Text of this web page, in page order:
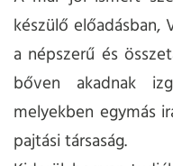
készülő előadásban,
a népszerű és
bőven akadnak
melyekben egymás
pajtási társaság.